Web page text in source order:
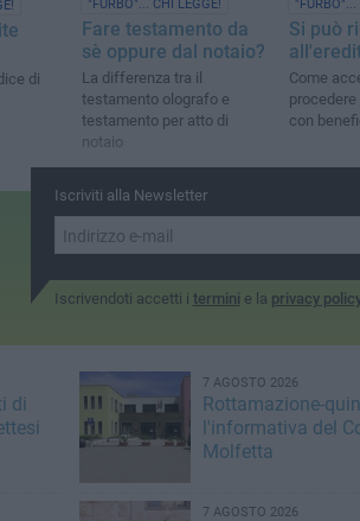
di
"FURBO"... CHI LEGGE!
Fare testamento da
sè oppure dal notaio?
La differenza tra il
testamento olografo e
testamento per atto di
notaio
"FURBO"...
Si può
Come
con
Iscriviti alla Newsletter
Iscrivendoti accetti i termini e la privacy
di
7 AGOSTO 2026
Rottamazione-
l'informativa del
Molfetta
7 AGOSTO 2026